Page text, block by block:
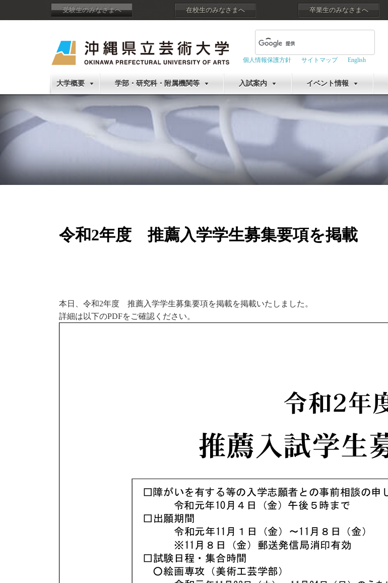
受験生のみなさまへ 在校生のみなさまへ 卒業生のみなさまへ
個人情報保護方針 サイトマップ English
大学概要 学部・研究科・附属機関等 入試案内 イベント情報
令和2年度 推薦入学学生募集要項を掲載
本日、令和2年度 推薦入学学生募集要項を掲載を掲載いたしました。
詳細は以下のPDFをご確認ください。